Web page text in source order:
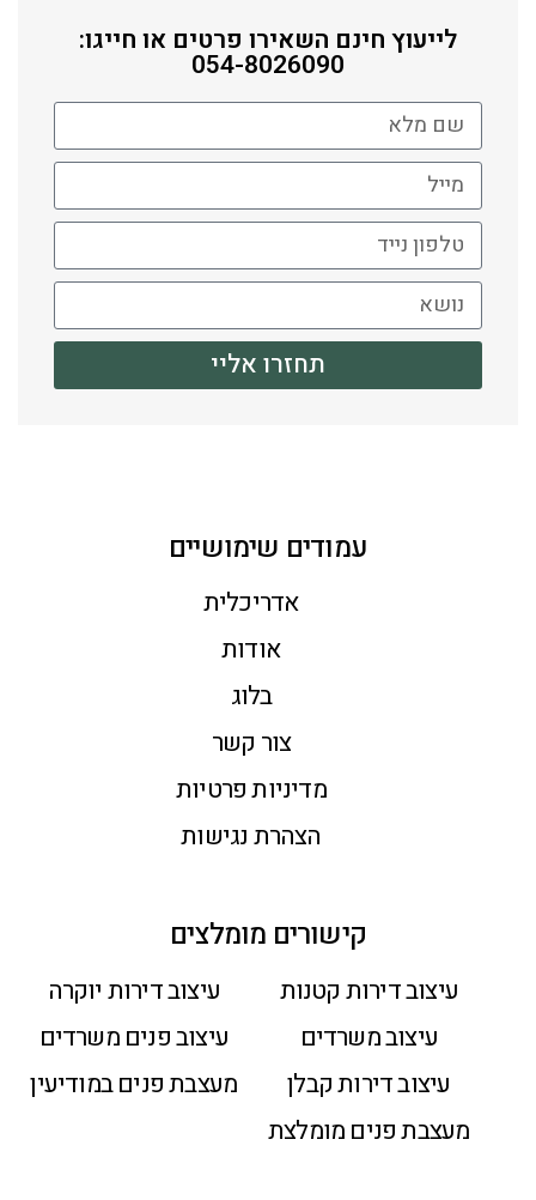
לייעוץ חינם השאירו פרטים או חייגו:
054-8026090
תחזרו אליי
עמודים שימושיים
אדריכלית
אודות
בלוג
צור קשר
מדיניות פרטיות
הצהרת נגישות
קישורים מומלצים
עיצוב דירות קטנות
עיצוב משרדים
עיצוב דירות קבלן
מעצבת פנים מומלצת
עיצוב דירות יוקרה
עיצוב פנים משרדים
מעצבת פנים במודיעין